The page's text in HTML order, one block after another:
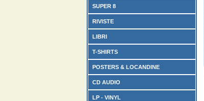
SUPER 8
RIVISTE
LIBRI
T-SHIRTS
POSTERS & LOCANDINE
CD AUDIO
LP - VINYL